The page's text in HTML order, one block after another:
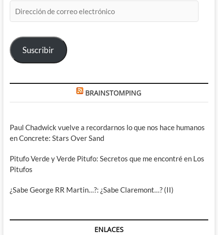
de
electrónico
Suscribir
BRAINSTOMPING
Paul Chadwick vuelve a recordarnos lo que nos hace humanos
en Concrete: Stars Over Sand
Pitufo Verde y Verde Pitufo: Secretos que me encontré en Los
Pitufos
¿Sabe George RR Martin…?: ¿Sabe Claremont…? (II)
ENLACES